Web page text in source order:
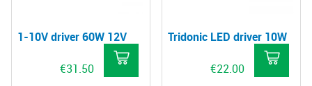
1-10V driver 60W 12V
€31.50
Tridonic LED driver 10W
€22.00